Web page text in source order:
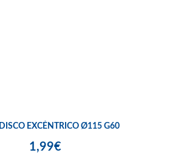
5 UDS. DISCO EXCÉNTRICO Ø115 G60
1,99€